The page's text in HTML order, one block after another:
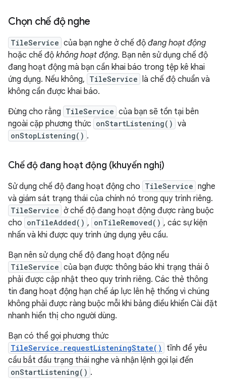
Chọn chế độ nghe
TileService của bạn nghe ở chế độ đang hoạt động
hoặc chế độ không hoạt động. Bạn nên sử dụng chế độ
đang hoạt động mà bạn cần khai báo trong tệp kê khai
ứng dụng. Nếu không, TileService là chế độ chuẩn và
không cần được khai báo.
Đừng cho rằng TileService của bạn sẽ tồn tại bên
ngoài cặp phương thức onStartListening() và
onStopListening() .
Chế độ đang hoạt động (khuyến nghị)
Sử dụng chế độ đang hoạt động cho TileService nghe
và giám sát trạng thái của chính nó trong quy trình riêng.
TileService ở chế độ đang hoạt động được ràng buộc
cho onTileAdded() , onTileRemoved() , các sự kiện
nhấn và khi được quy trình ứng dụng yêu cầu.
Bạn nên sử dụng chế độ đang hoạt động nếu
TileService của bạn được thông báo khi trạng thái ô
phải được cập nhật theo quy trình riêng. Các thẻ thông
tin đang hoạt động hạn chế áp lực lên hệ thống vì chúng
không phải được ràng buộc mỗi khi bảng điều khiển Cài đặt
nhanh hiển thị cho người dùng.
Bạn có thể gọi phương thức
TileService.requestListeningState()
tĩnh để yêu
cầu bắt đầu trạng thái nghe và nhận lệnh gọi lại đến
onStartListening() .